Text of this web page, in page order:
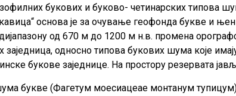
букових и буково- четинарских типова
основа је за очување геофонда букве и
од 670 м до 1200 м н.в. промена
заједница, односно типова букових шума које
букове заједнице. На простору резервата
букве (Фагетум моесиацеае монтанум